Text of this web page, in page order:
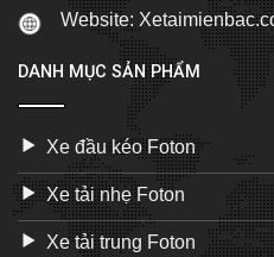
Website:
DANH MỤC SẢN PHẨM
Xe đầu kéo Foton
Xe tải nhẹ Foton
Xe tải trung Foton